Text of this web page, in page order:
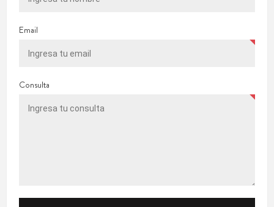
Email
Consulta